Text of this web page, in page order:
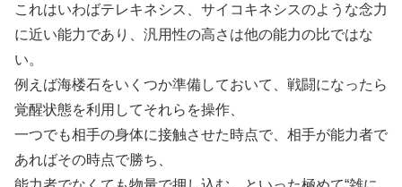
これはいわばテレキネシス、サイコキネシスのような念力
に近い能力であり、汎用性の高さは他の能力の比ではな
い。
例えば海楼石をいくつか準備しておいて、戦闘になったら
覚醒状態を利用してそれらを操作、
一つでも相手の身体に接触させた時点で、相手が能力者で
あればその時点で勝ち、